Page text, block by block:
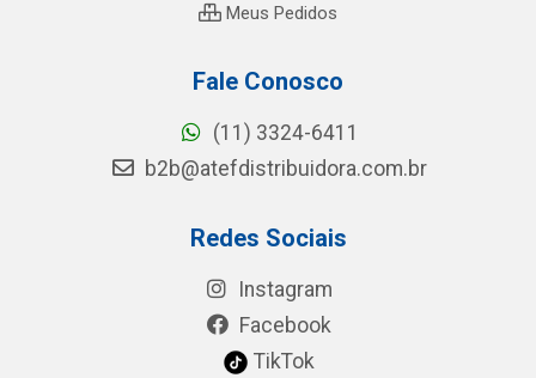
Meus Pedidos
Fale Conosco
(11) 3324-6411
b2b@atefdistribuidora.com.br
Redes Sociais
Instagram
Facebook
TikTok